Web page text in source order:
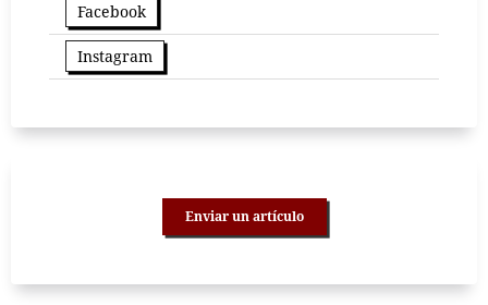
Facebook
Instagram
Enviar un artículo